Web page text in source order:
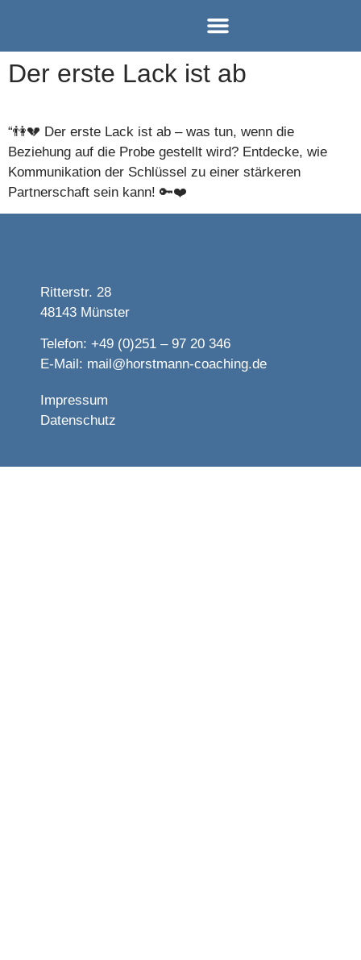
Der erste Lack ist ab
“👫💔 Der erste Lack ist ab – was tun, wenn die
Beziehung auf die Probe gestellt wird? Entdecke, wie
Kommunikation der Schlüssel zu einer stärkeren
Partnerschaft sein kann! 🔑❤️
Ritterstr. 28
48143 Münster
Telefon: +49 (0)251 – 97 20 346
E-Mail: mail@horstmann-coaching.de
Impressum
Datenschutz